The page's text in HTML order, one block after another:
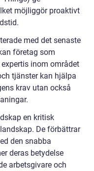
möjliggör proaktivt
med det senaste
företag som
inom området
tjänster kan hjälpa
krav utan också
en kritisk
De förbättrar
den snabba
deras betydelse
arbetsgivare och